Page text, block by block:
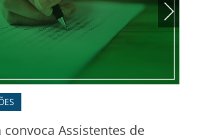
convoca Assistentes de